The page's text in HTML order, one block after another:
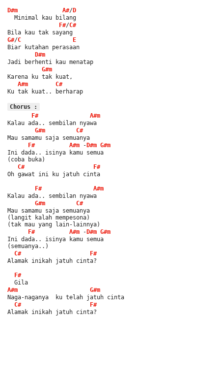
D#m A#/D
  Minimal kau bilang
F#/C#
Bila kau tak sayang
G#/C
E
Biar kutahan perasaan
D#m
Jadi berhenti kau menatap
G#m
Karena ku tak kuat,
A#m
C#
Ku tak kuat.. berharap
Chorus :
F#
A#m
Kalau ada.. sembilan nyawa
G#m
C#
Mau samamu saja semuanya
F#
A#m -D#m G#m
Ini dada.. isinya kamu semua
(coba buka)
C#
F#
Oh gawat ini ku jatuh cinta
F#
A#m
Kalau ada.. sembilan nyawa
G#m
C#
Mau samamu saja semuanya
(langit kalah mempesona)
(tak mau yang lain-lainnya)
F#
A#m -D#m G#m
Ini dada.. isinya kamu semua
(semuanya..)
C#
F#
Alamak inikah jatuh cinta?
F#
  Gila
A#m
G#m
Naga-naganya  ku telah jatuh cinta
C#
F#
Alamak inikah jatuh cinta?